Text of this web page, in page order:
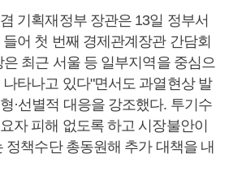
기획재정부 장관은 13일 정부서
어 첫 번째 경제관계장관 간담회
최근 서울 등 일부지역을 중심으
타나고 있다"면서도 과열현상 발
·선별적 대응을 강조했다. 투기수
자 피해 없도록 하고 시장불안이
정책수단 총동원해 추가 대책을 내